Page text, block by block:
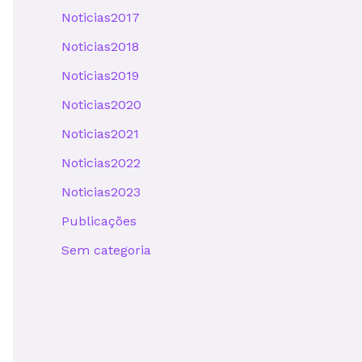
Noticias2017
Noticias2018
Noticias2019
Noticias2020
Noticias2021
Noticias2022
Noticias2023
Publicações
Sem categoria